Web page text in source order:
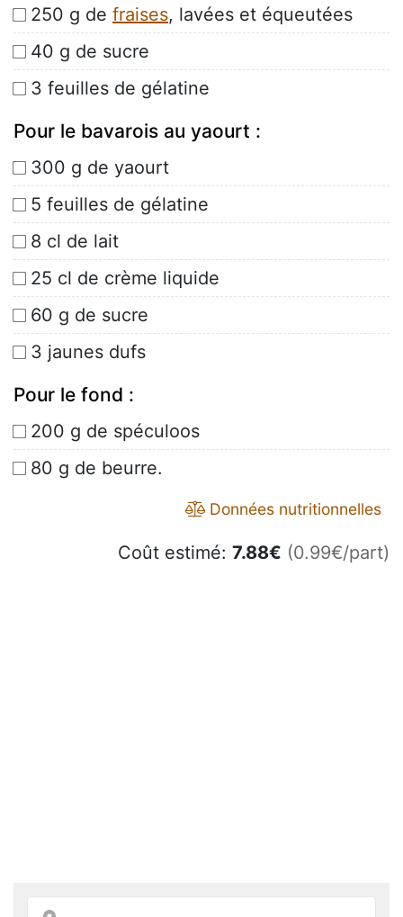
250 g de fraises, lavées et équeutées
40 g de sucre
3 feuilles de gélatine
Pour le bavarois au yaourt :
300 g de yaourt
5 feuilles de gélatine
8 cl de lait
25 cl de crème liquide
60 g de sucre
3 jaunes dufs
Pour le fond :
200 g de spéculoos
80 g de beurre.
Données nutritionnelles
Coût estimé: 7.88€ (0.99€/part)